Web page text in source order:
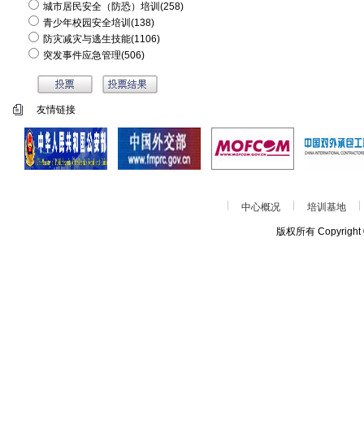
城市居民安全（防恐）培训(258)
青少年校园安全培训(138)
防灾减灾与逃生技能(1106)
突发事件应急管理(506)
友情链接
中心概况 培训基地
版权所有